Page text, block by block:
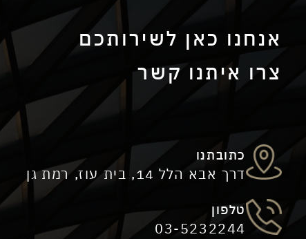
אנחנו כאן לשירותכם
צרו איתנו קשר
כתובתנו
דרך אבא הלל 14, בית עוז, רמת גן
טלפון
03-5232244